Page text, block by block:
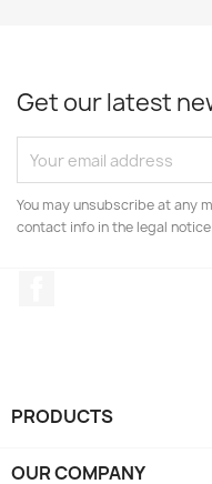
Get our latest
You may unsubscribe at any
contact info in the legal notice.
PRODUCTS
OUR COMPANY